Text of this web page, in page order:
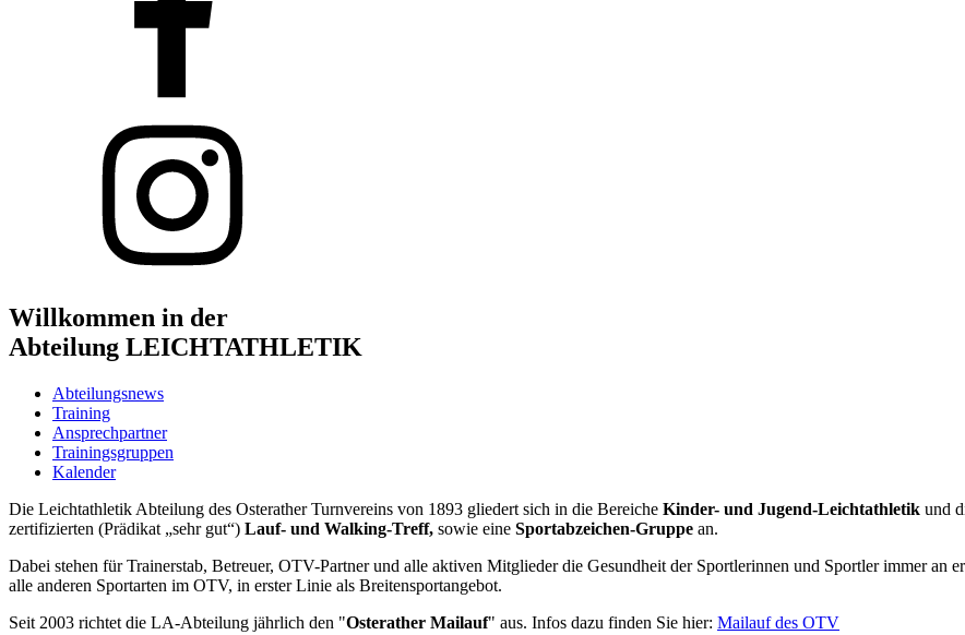
Willkommen in der
Abteilung LEICHTATHLETIK
Abteilungsnews
Training
Ansprechpartner
Trainingsgruppen
Kalender
Die Leichtathletik Abteilung des Osterather Turnvereins von 1893 gliedert sich in die Bereiche Kinder- und Jugend-Leichtathletik und
zertifizierten (Prädikat „sehr gut“) Lauf- und Walking-Treff, sowie eine Sportabzeichen-Gruppe an.
Dabei stehen für Trainerstab, Betreuer, OTV-Partner und alle aktiven Mitglieder die Gesundheit der Sportlerinnen und Sportler immer an
alle anderen Sportarten im OTV, in erster Linie als Breitensportangebot.
Seit 2003 richtet die LA-Abteilung jährlich den "Osterather Mailauf" aus. Infos dazu finden Sie hier: Mailauf des OTV